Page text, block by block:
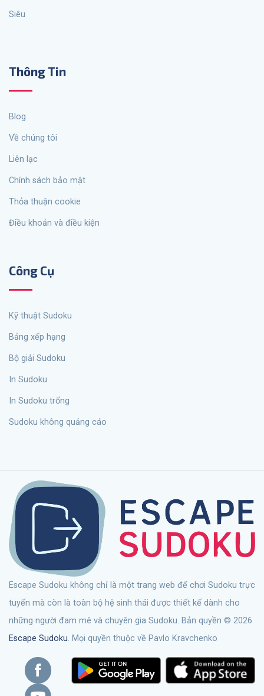
siêu
Thông Tin
Blog
Về chúng tôi
Liên lạc
Chính sách bảo mật
Thỏa thuận cookie
Điều khoản và điều kiện
Công Cụ
Kỹ thuật Sudoku
Bảng xếp hạng
Bộ giải Sudoku
In Sudoku
In Sudoku trống
Sudoku không quảng cáo
Escape Sudoku không chỉ là một trang web để chơi Sudoku trực
tuyến mà còn là toàn bộ hệ sinh thái được thiết kế dành cho
những người đam mê và chuyên gia Sudoku. Bản quyền © 2026
Escape Sudoku. Mọi quyền thuộc về Pavlo Kravchenko